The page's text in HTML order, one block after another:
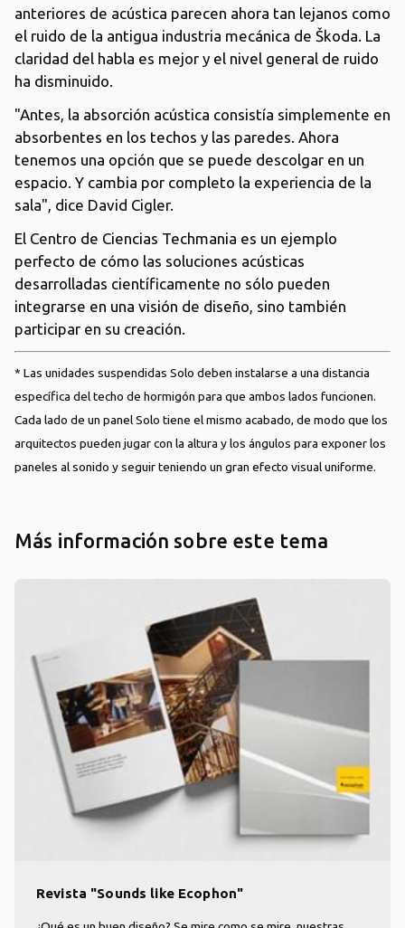
anteriores de acústica parecen ahora tan lejanos como
el ruido de la antigua industria mecánica de Škoda. La
claridad del habla es mejor y el nivel general de ruido
ha disminuido.
"Antes, la absorción acústica consistía simplemente en
absorbentes en los techos y las paredes. Ahora
tenemos una opción que se puede descolgar en un
espacio. Y cambia por completo la experiencia de la
sala", dice David Cigler.
El Centro de Ciencias Techmania es un ejemplo
perfecto de cómo las soluciones acústicas
desarrolladas científicamente no sólo pueden
integrarse en una visión de diseño, sino también
participar en su creación.
* Las unidades suspendidas Solo deben instalarse a una distancia
específica del techo de hormigón para que ambos lados funcionen.
Cada lado de un panel Solo tiene el mismo acabado, de modo que los
arquitectos pueden jugar con la altura y los ángulos para exponer los
paneles al sonido y seguir teniendo un gran efecto visual uniforme.
Más información sobre este tema
Revista "Sounds like Ecophon"